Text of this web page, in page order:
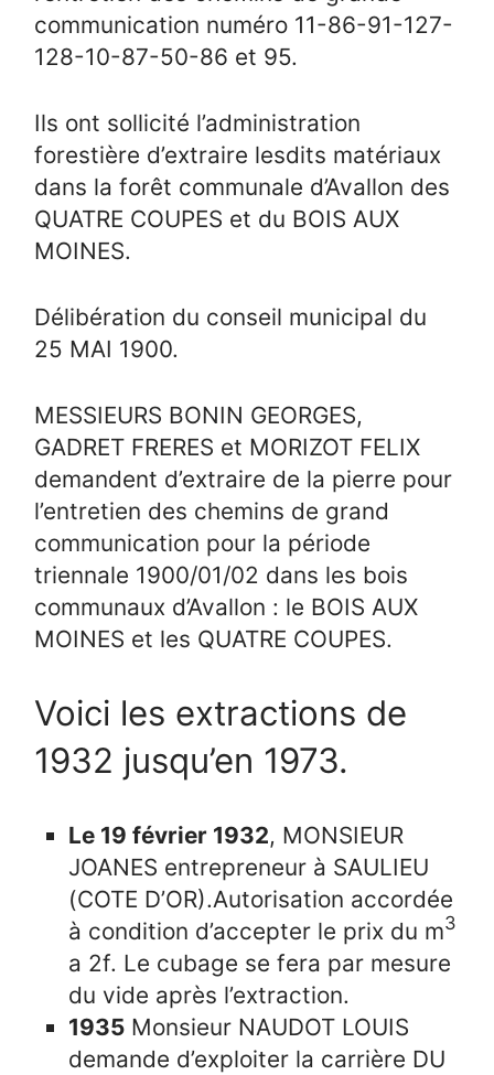
communication numéro 11-86-91-127-
128-10-87-50-86 et 95.
Ils ont sollicité l’administration
forestière d’extraire lesdits matériaux
dans la forêt communale d’Avallon des
QUATRE COUPES et du BOIS AUX
MOINES.
Délibération du conseil municipal du
25 MAI 1900.
MESSIEURS BONIN GEORGES,
GADRET FRERES et MORIZOT FELIX
demandent d’extraire de la pierre pour
l’entretien des chemins de grand
communication pour la période
triennale 1900/01/02 dans les bois
communaux d’Avallon : le BOIS AUX
MOINES et les QUATRE COUPES.
Voici les extractions de
1932 jusqu’en 1973.
Le 19 février 1932, MONSIEUR
JOANES entrepreneur à SAULIEU
(COTE D’OR).Autorisation accordée
à condition d’accepter le prix du m3
a 2f. Le cubage se fera par mesure
du vide après l’extraction.
1935 Monsieur NAUDOT LOUIS
demande d’exploiter la carrière DU